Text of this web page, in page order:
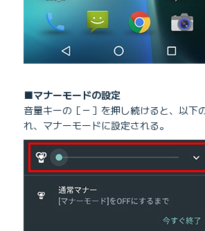
■マナーモードの設定
音量キーの［－］を押し続けると、以下
れ、マナーモードに設定される。